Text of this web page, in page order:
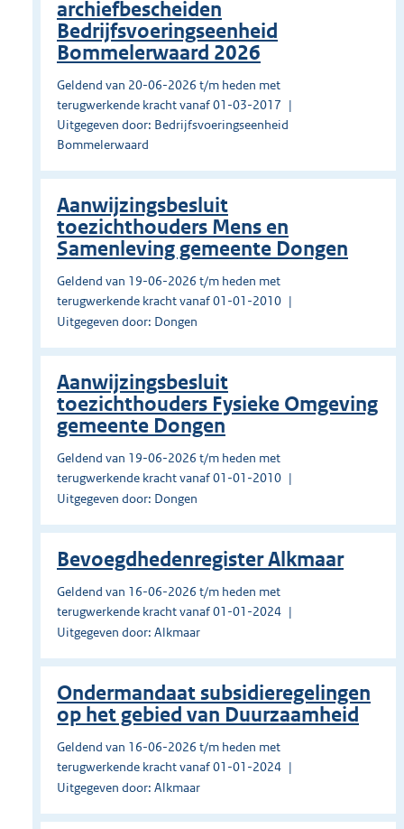
archiefbescheiden
Bedrijfsvoeringseenheid
Bommelerwaard 2026
Geldend van 20-06-2026 t/m heden met
terugwerkende kracht vanaf 01-03-2017
Uitgegeven door: Bedrijfsvoeringseenheid
Bommelerwaard
Aanwijzingsbesluit
toezichthouders Mens en
Samenleving gemeente Dongen
Geldend van 19-06-2026 t/m heden met
terugwerkende kracht vanaf 01-01-2010
Uitgegeven door: Dongen
Aanwijzingsbesluit
toezichthouders Fysieke Omgeving
gemeente Dongen
Geldend van 19-06-2026 t/m heden met
terugwerkende kracht vanaf 01-01-2010
Uitgegeven door: Dongen
Bevoegdhedenregister Alkmaar
Geldend van 16-06-2026 t/m heden met
terugwerkende kracht vanaf 01-01-2024
Uitgegeven door: Alkmaar
Ondermandaat subsidieregelingen
op het gebied van Duurzaamheid
Geldend van 16-06-2026 t/m heden met
terugwerkende kracht vanaf 01-01-2024
Uitgegeven door: Alkmaar